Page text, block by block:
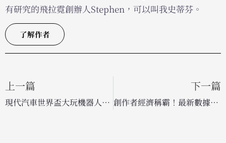
有研究的飛拉霓創辦人Stephen，可以叫我史蒂芬。
了解作者
上一篇
現代汽車世界盃大玩機器人科技！Atlas 機器人首度亮相中場秀，引爆品牌創意新高度
下一篇
創作者經濟稱霸！最新數據揭示「閒聊」內容成直播平台流量火車頭